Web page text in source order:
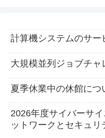
計算機システムのサー
大規模並列ジョブチャ
夏季休業中の休館につ
2026年度サイバーサ
ットワークとセキュ